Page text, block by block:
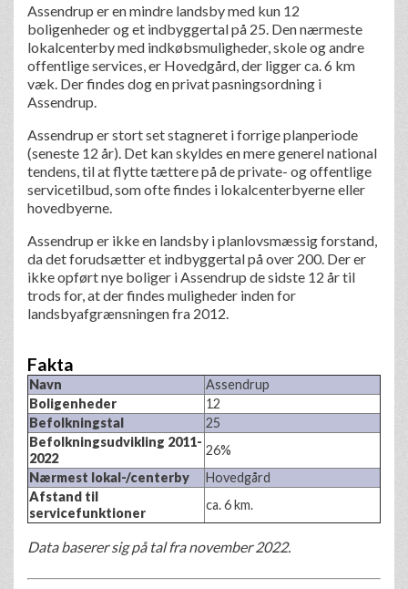
Assendrup er en mindre landsby med kun 12
boligenheder og et indbyggertal på 25. Den nærmeste
lokalcenterby med indkøbsmuligheder, skole og andre
offentlige services, er Hovedgård, der ligger ca. 6 km
væk. Der findes dog en privat pasningsordning i
Assendrup.
Assendrup er stort set stagneret i forrige planperiode
(seneste 12 år). Det kan skyldes en mere generel national
tendens, til at flytte tættere på de private- og offentlige
servicetilbud, som ofte findes i lokalcenterbyerne eller
hovedbyerne.
Assendrup er ikke en landsby i planlovsmæssig forstand,
da det forudsætter et indbyggertal på over 200. Der er
ikke opført nye boliger i Assendrup de sidste 12 år til
trods for, at der findes muligheder inden for
landsbyafgrænsningen fra 2012.
Fakta
Navn
Assendrup
Boligenheder
12
Befolkningstal
25
Befolkningsudvikling 2011-
2022
26%
Nærmest lokal-/centerby
Hovedgård
Afstand til
servicefunktioner
ca. 6 km.
Data baserer sig på tal fra november 2022.